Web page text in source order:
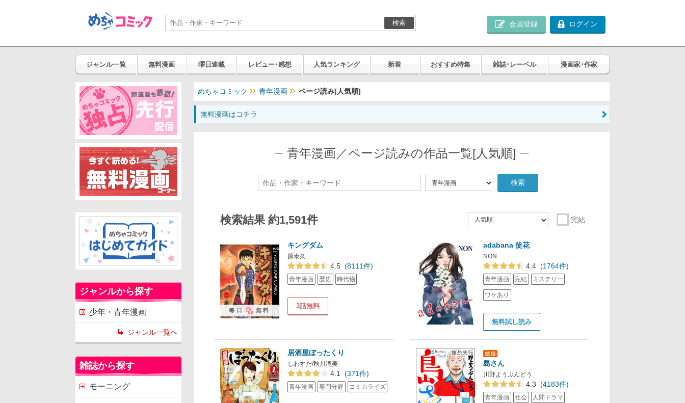
検索 会員登録 ログイン
ジャンル一覧 無料漫画 曜日連載 レビュー･感想 人気ランキング 新着 おすすめ特集 雑誌･レーベル 漫画家･作家
めちゃコミック 青年漫画 ページ読み[人気順]
無料漫画はコチラ
青年漫画／ページ読みの作品一覧[人気順]
検索
検索結果 約1,591件 完結
キングダム
原泰久
4.5 (8111件)
青年漫画 歴史 時代物
3話無料
毎日 無料
adabana 徒花
NON
4.4 (1764件)
青年漫画 完結 ミステリー
ワケあり
無料試し読み
居酒屋ぼったくり
しわすだ/秋川滝美
4.1 (371件)
青年漫画 専門分野 コミカライズ
島さん
川野ようぶんどう
4.3 (4183件)
青年漫画 社会 人間ドラマ
ジャンルから探す
少年・青年漫画
ジャンル一覧へ
雑誌から探す
モーニング